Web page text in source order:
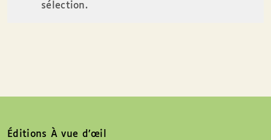
sélection.
Éditions À vue d’œil